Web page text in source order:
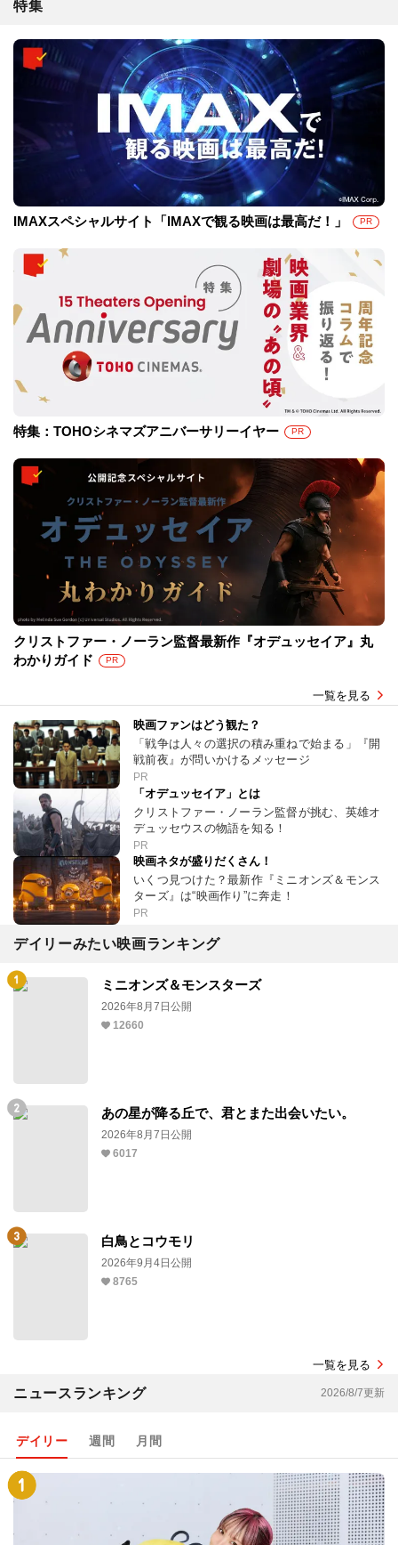
特集
IMAXスペシャルサイト「IMAXで観る映画は最高だ！」 PR
特集：TOHOシネマズアニバーサリーイヤー PR
クリストファー・ノーラン監督最新作『オデュッセイア』丸
わかりガイド
PR
一覧を見る
映画ファンはどう観た？
「戦争は人々の選択の積み重ねで始まる」『開
戦前夜』が問いかけるメッセージ
PR
「オデュッセイア」とは
クリストファー・ノーラン監督が挑む、英雄オ
デュッセウスの物語を知る！
PR
映画ネタが盛りだくさん！
いくつ見つけた？最新作『ミニオンズ＆モンス
ターズ』は“映画作り”に奔走！
PR
デイリーみたい映画ランキング
ミニオンズ＆モンスターズ
2026年8月7日公開
12660
あの星が降る丘で、君とまた出会いたい。
2026年8月7日公開
6017
白鳥とコウモリ
2026年9月4日公開
8765
一覧を見る
ニュースランキング 2026/8/7更新
デイリー 週間 月間